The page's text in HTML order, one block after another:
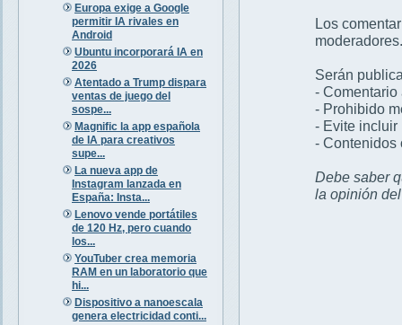
Europa exige a Google
permitir IA rivales en
Android
Ubuntu incorporará IA en
2026
Atentado a Trump dispara
ventas de juego del
sospe...
Magnific la app española
de IA para creativos
supe...
La nueva app de
Instagram lanzada en
España: Insta...
Lenovo vende portátiles
de 120 Hz, pero cuando
los...
YouTuber crea memoria
RAM en un laboratorio que
hi...
Dispositivo a nanoescala
genera electricidad conti...
Los
moderadores.
Serán
- Comentario
- Prohibido
- Evite incluir
- Contenidos
Debe saber
la opinión